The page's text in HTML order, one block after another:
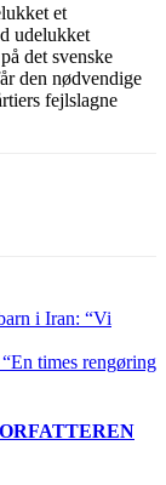
et
udelukket
det svenske
den nødvendige
fejlslagne
i Iran: “Vi
times rengøring